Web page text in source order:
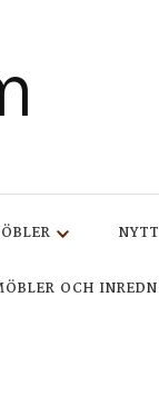
OCH